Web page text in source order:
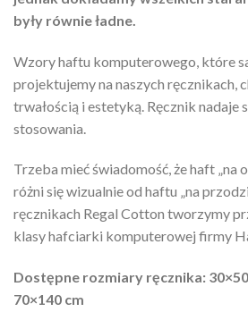
były równie ładne.
Wzory haftu komputerowego, które
projektujemy na naszych ręcznikach,
trwałością i estetyką. Ręcznik nadaje
stosowania.
Trzeba mieć świadomość, że haft „na
różni się wizualnie od haftu „na
ręcznikach Regal Cotton tworzymy
klasy hafciarki komputerowej firmy
Dostępne rozmiary ręcznika:
70×140 cm